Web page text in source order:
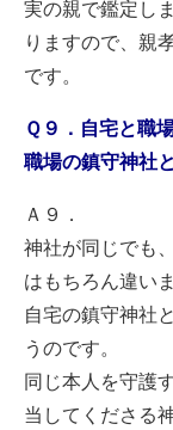
実の親で鑑定し
りますので、親
です。
Ｑ９．自宅と職
職場の鎮守神社
Ａ９．
神社が同じでも
はもちろん違いま
自宅の鎮守神社
うのです。
同じ本人を守護
当してくださる